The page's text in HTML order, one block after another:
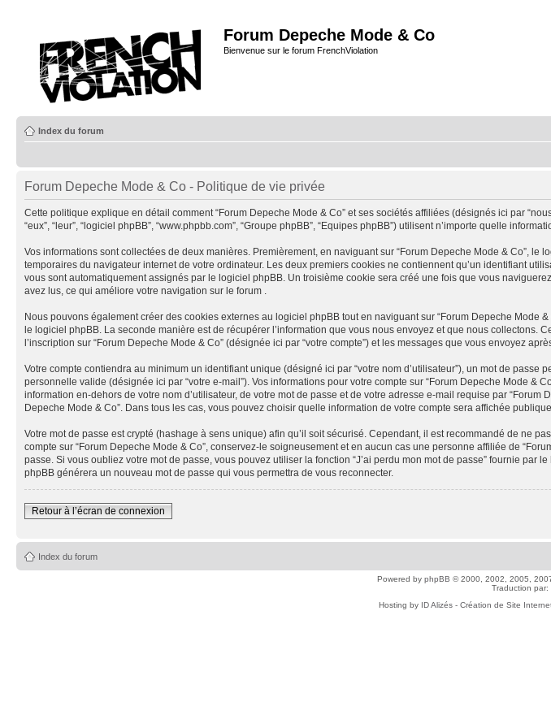
Forum Depeche Mode & Co
Bienvenue sur le forum FrenchViolation
Index du forum
Forum Depeche Mode & Co - Politique de vie privée
Cette politique explique en détail comment “Forum Depeche Mode & Co” et ses sociétés affiliées (désignés ici par
“eux”, “leur”, “logiciel phpBB”, “www.phpbb.com”, “Groupe phpBB”, “Equipes phpBB”) utilisent n’importe quelle
Vos informations sont collectées de deux manières. Premièrement, en naviguant sur “Forum Depeche Mode & Co”,
temporaires du navigateur internet de votre ordinateur. Les deux premiers cookies ne contiennent qu’un identifiant
vous sont automatiquement assignés par le logiciel phpBB. Un troisième cookie sera créé une fois que vous
avez lus, ce qui améliore votre navigation sur le forum .
Nous pouvons également créer des cookies externes au logiciel phpBB tout en naviguant sur “Forum Depeche
le logiciel phpBB. La seconde manière est de récupérer l’information que vous nous envoyez et que nous collectons.
l’inscription sur “Forum Depeche Mode & Co” (désignée ici par “votre compte”) et les messages que vous envoyez
Votre compte contiendra au minimum un identifiant unique (désigné ici par “votre nom d’utilisateur”), un mot de
personnelle valide (désignée ici par “votre e-mail”). Vos informations pour votre compte sur “Forum Depeche Mode
information en-dehors de votre nom d’utilisateur, de votre mot de passe et de votre adresse e-mail requise par
Depeche Mode & Co”. Dans tous les cas, vous pouvez choisir quelle information de votre compte sera affichée
Votre mot de passe est crypté (hashage à sens unique) afin qu’il soit sécurisé. Cependant, il est recommandé de ne
compte sur “Forum Depeche Mode & Co”, conservez-le soigneusement et en aucun cas une personne affiliée de
passe. Si vous oubliez votre mot de passe, vous pouvez utiliser la fonction “J’ai perdu mon mot de passe” fournie
phpBB générera un nouveau mot de passe qui vous permettra de vous reconnecter.
Retour à l’écran de connexion
Index du forum
Powered by phpBB © 2000, 2002, 2005,
Traduction par:
Hosting by ID Alizés - Création de Site